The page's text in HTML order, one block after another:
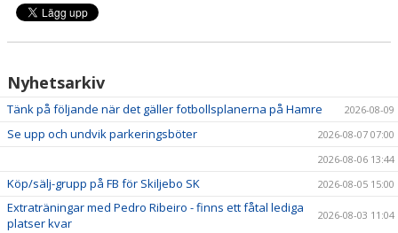
Nyhetsarkiv
Tänk på följande när det gäller fotbollsplanerna på Hamre 2026-08-09
Se upp och undvik parkeringsböter
2026-08-07 07:00
2026-08-06 13:44
Köp/sälj-grupp på FB för Skiljebo SK 2026-08-05 15:00
Extraträningar med Pedro Ribeiro - finns ett fåtal lediga
platser kvar
2026-08-03 11:04